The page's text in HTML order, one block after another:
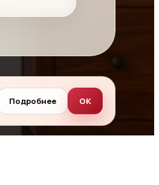
Подробнее ОК